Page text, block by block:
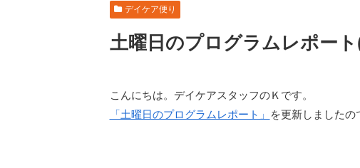
デイケア便り
土曜日のプログラムレポー
こんにちは。デイケアスタッフのＫです。
「土曜日のプログラムレポート」
を更新しましたの